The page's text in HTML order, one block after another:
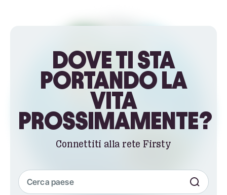
DOVE TI STA
PORTANDO LA
VITA
PROSSIMAMENTE?
Connettiti alla rete Firsty